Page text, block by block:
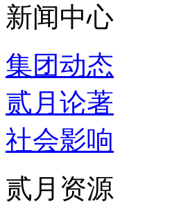
新闻中心
集团动态
贰月论著
社会影响
贰月资源